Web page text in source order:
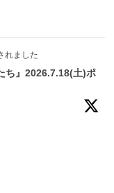
れました
ち』2026.7.18(土)ポ